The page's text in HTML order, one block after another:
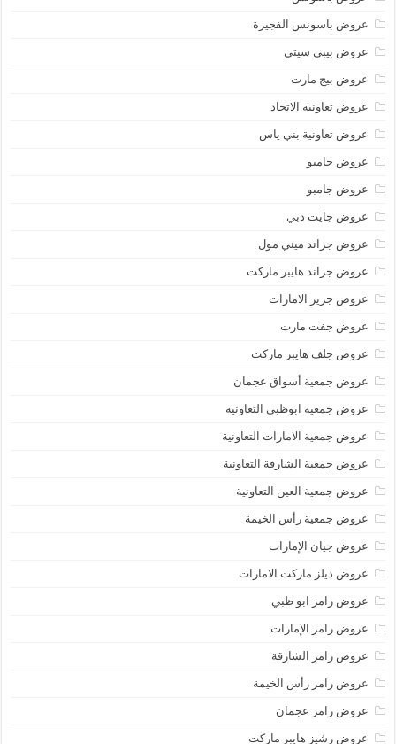
عروض باسونس الفجيرة
عروض بيبي سيتي
عروض بيج مارت
عروض تعاونية الاتحاد
عروض تعاونية بني ياس
عروض جامبو
عروض جامبو
عروض جايت دبي
عروض جراند ميني مول
عروض جراند هايبر ماركت
عروض جرير الامارات
عروض جفت مارت
عروض جلف هايبر ماركت
عروض جمعية أسواق عجمان
عروض جمعية ابوظبي التعاونية
عروض جمعية الامارات التعاونية
عروض جمعية الشارقة التعاونية
عروض جمعية العين التعاونية
عروض جمعية رأس الخيمة
عروض جيان الإمارات
عروض ديلز ماركت الامارات
عروض رامز ابو ظبي
عروض رامز الإمارات
عروض رامز الشارقة
عروض رامز رأس الخيمة
عروض رامز عجمان
عروض رشيز هايبر ماركت